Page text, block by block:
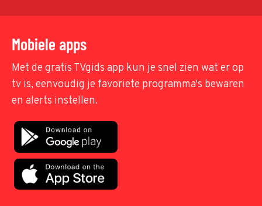
Mobiele apps
Met de gratis TVgids app kun je snel zien wat er op
tv is, eenvoudig je favoriete programma's bewaren
en alerts instellen.